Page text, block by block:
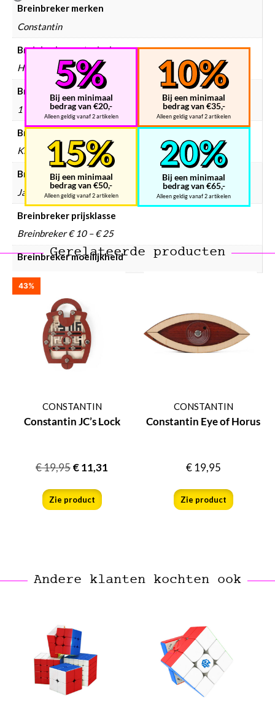
Breinbreker merken
Constantin
Breinbreker materiaal
Hout
Breinbreker aantal spelers
1
Breinbreker doelgroep
Kinderen, Volwassenen
Breinbreker hersenkrakers
Ja
Breinbreker prijsklasse
Breinbreker € 10 – € 25
Breinbreker moeilijkheid
Bij een minimaal
bedrag van €20,-
Alleen geldig vanaf 2 artikelen
Bij een minimaal
bedrag van €35,-
Alleen geldig vanaf 2 artikelen
Bij een minimaal
bedrag van €50,-
Alleen geldig vanaf 2 artikelen
Bij een minimaal
bedrag van €65,-
Alleen geldig vanaf 2 artikelen
Gerelateerde producten
43%
CONSTANTIN
Constantin JC’s Lock
€19,95€11,31
Zie product
CONSTANTIN
Constantin Eye of Horus
€19,95
Zie product
Andere klanten kochten ook